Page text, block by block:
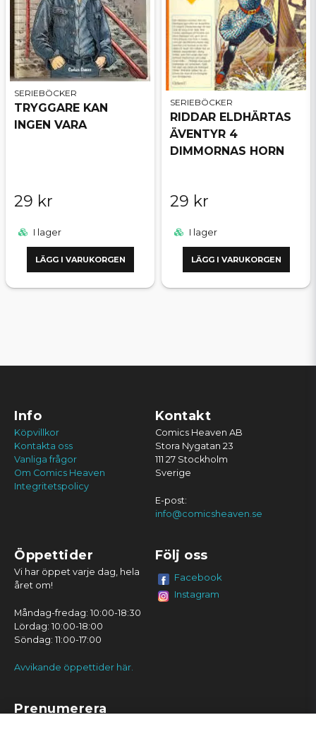
SERIEBÖCKER
TRYGGARE KAN
INGEN VARA
29 kr
I lager
LÄGG I VARUKORGEN
SERIEBÖCKER
RIDDAR ELDHÄRTAS
ÄVENTYR 4
DIMMORNAS HORN
29 kr
I lager
LÄGG I VARUKORGEN
Info
Köpvillkor
Kontakta oss
Vanliga frågor
Om Comics Heaven
Integritetspolicy
Kontakt
Comics Heaven AB
Stora Nygatan 23
111 27 Stockholm
Sverige
E-post:
info@comicsheaven.se
Öppettider
Vi har öppet varje dag, hela
året om!
Måndag-fredag: 10:00-18:30
Lördag: 10:00-18:00
Söndag: 11:00-17:00
Avvikande öppettider här.
Följ oss
Facebook
Instagram
Prenumerera